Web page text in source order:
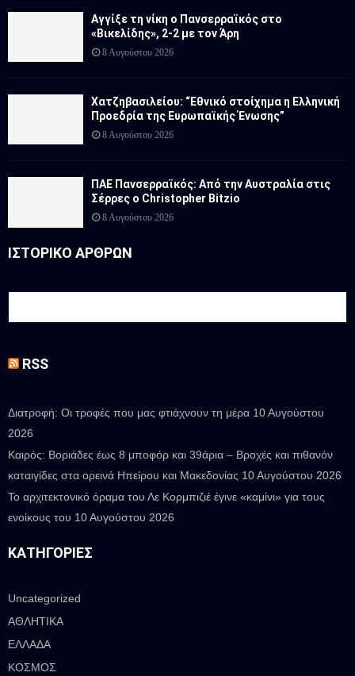
Αγγίξε τη νίκη ο Πανσερραϊκός στο
«Βικελίδης», 2-2 με τον Άρη
8 Αυγούστου 2026
Χατζηβασιλείου: “Εθνικό στοίχημα η Ελληνική
Προεδρία της Ευρωπαϊκής Ένωσης”
8 Αυγούστου 2026
ΠΑΕ Πανσερραϊκός: Από την Αυστραλία στις
Σέρρες ο Christopher Bitzio
8 Αυγούστου 2026
ΙΣΤΟΡΙΚΟ ΑΡΘΡΩΝ
RSS
Διατροφή: Οι τροφές που μας φτιάχνουν τη μέρα 10 Αυγούστου
2026
Καιρός: Βοριάδες έως 8 μποφόρ και 39άρια – Βροχές και πιθανόν
καταιγίδες στα ορεινά Ηπείρου και Μακεδονίας 10 Αυγούστου 2026
Το αρχιτεκτονικό όραμα του Λε Κορμπιζιέ έγινε «καμίνι» για τους
ενοίκους του 10 Αυγούστου 2026
ΚΑΤΗΓΟΡΊΕΣ
Uncategorized
ΑΘΛΗΤΙΚΑ
ΕΛΛΑΔΑ
ΚΟΣΜΟΣ